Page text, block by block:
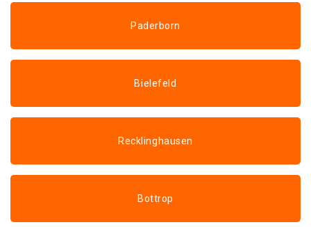
Paderborn
Bielefeld
Recklinghausen
Bottrop